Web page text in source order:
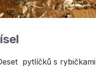
pytlíčků s rybičkami